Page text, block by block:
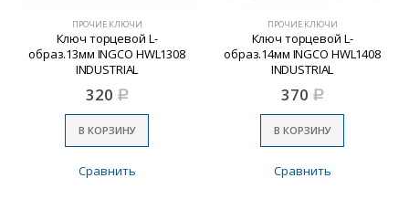
ПРОЧИЕ КЛЮЧИ
Ключ торцевой L-
образ.13мм INGCO HWL1308
INDUSTRIAL
320 Р
В КОРЗИНУ
Сравнить
ПРОЧИЕ КЛЮЧИ
Ключ торцевой L-
образ.14мм INGCO HWL1408
INDUSTRIAL
370 Р
В КОРЗИНУ
Сравнить